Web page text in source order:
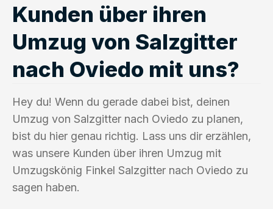
Kunden über ihren
Umzug von Salzgitter
nach Oviedo mit uns?
Hey du! Wenn du gerade dabei bist, deinen
Umzug von Salzgitter nach Oviedo zu planen,
bist du hier genau richtig. Lass uns dir erzählen,
was unsere Kunden über ihren Umzug mit
Umzugskönig Finkel Salzgitter nach Oviedo zu
sagen haben.